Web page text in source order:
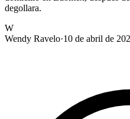
degollara.
W
Wendy Ravelo·10 de abril de